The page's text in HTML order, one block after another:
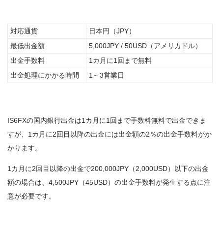
対応通貨
日本円（JPY）
最低出金額
5,000JPY / 50USD（アメリカドル）
出金手数料
1カ月に1回まで無料
出金処理にかかる時間
1～3営業日
IS6FXの国内銀行出金は1カ月に1回まで手数料無料で出金できま
すが、1カ月に2回目以降の出金には出金額の2％の出金手数料がか
かります。
1カ月に2回目以降の出金で200,000JPY（2,000USD）以下の出金
額の場合は、4,500JPY（45USD）の出金手数料が発生する点に注
意が必要です。